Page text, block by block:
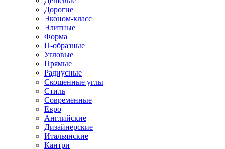
Дорогие
Эконом-класс
Элитные
Форма
П-образные
Угловые
Прямые
Радиусные
Скошенные углы
Стиль
Современные
Евро
Английские
Дизайнерские
Итальянские
Кантри